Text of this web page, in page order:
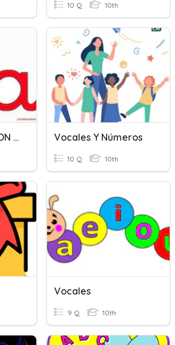
10 Q 10th
COMPLETANDO CON VOCALES Vocales Y Números
10 Q 10th
Vocales
9 Q 10th